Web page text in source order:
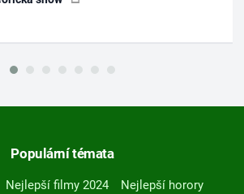
Populární témata
Nejlepší filmy 2024
Nejlepší horory